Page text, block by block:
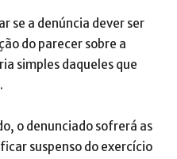
se a denúncia dever ser
do parecer sobre a
simples daqueles que
o denunciado sofrerá as
suspenso do exercício